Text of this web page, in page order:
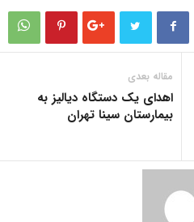
مقاله بعدی
اهدای یک دستگاه دیالیز به
بیمارستان سینا تهران